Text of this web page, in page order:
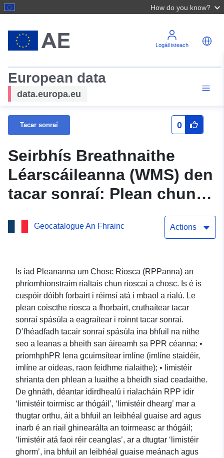
How do you know?
Logáil isteach
European data
data.europa.eu
Tacar sonraí 0
Seirbhís Breathnaithe
Léarscáileanna (WMS) den
tacar sonraí: Plean chun
bhaineann le Gluaiseacht
Limistéar Rialála — Bardas
Puteaux (92062)
Geocatalogue An Fhrainc Actions
Is iad Pleananna um Chosc Riosca (RPPanna) an
phríomhionstraim rialtais chun rioscaí a chosc. Is é is
cuspóir dóibh forbairt i réimsí atá i mbaol a rialú. Le
plean coiscthe riosca a fhorbairt, cruthaítear tacar
sonraí spásúla a eagraítear i roinnt tacar sonraí.
D’fhéadfadh tacair sonraí spásúla ina bhfuil na nithe
seo a leanas a bheith san áireamh sa PPR céanna: •
príomhphPR lena gcuimsítear imlíne (imlíne staidéir,
imlíne ar oideas, raon feidhme rialaithe); • limistéir
shrianta den phlean a luaithe a bheidh siad ceadaithe.
De ghnáth, déantar idirdhealú i rialacháin RPP idir
‘limistéir toirmisc ar thógáil’, ‘limistéir dhearg’ mar a
thugtar orthu, áit a bhfuil an leibhéal guaise ard agus
inarb é an riail ghinearálta an toirmeasc ar thógáil;
‘limistéir atá faoi réir ceanglas’, ar a dtugtar ‘limistéir
ghorm’, ina bhfuil an leibhéal guaise meánach agus